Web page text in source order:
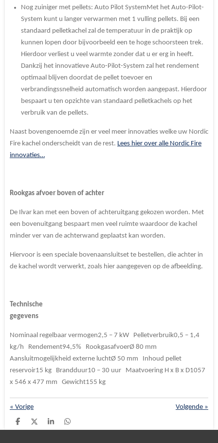
Nog zuiniger met pellets: Auto Pilot System Met het Auto-Pilot-
System kunt u langer verwarmen met 1 vulling pellets. Bij een
standaard pelletkachel zal de temperatuur in de praktijk op
kunnen lopen door bijvoorbeeld een te hoge schoorsteen trek.
Hierdoor verliest u veel warmte zonder dat u er erg in heeft.
Dankzij het innovatieve Auto-Pilot-System zal het rendement
optimaal blijven doordat de pellet toevoer en
verbrandingssnelheid automatisch worden aangepast. Hierdoor
bespaart u ten opzichte van standaard pelletkachels op het
verbruik van de pellets.
Naast bovengenoemde zijn er veel meer innovaties welke uw Nordic
Fire kachel onderscheidt van de rest. Lees hier over alle Nordic Fire
innovaties…
Rookgas afvoer boven of achter
De Ilvar kan met een boven of achteruitgang gekozen worden. Met
een bovenuitgang bespaart men veel ruimte waardoor de kachel
minder ver van de achterwand geplaatst kan worden.
Hiervoor is een speciale bovenaansluitset te bestellen, die achter in
de kachel wordt verwerkt, zoals hier aangegeven op de afbeelding.
Technische
gegevens
Nominaal regelbaar vermogen2,5 – 7 kW Pelletverbruik0,5 – 1,4
kg/h Rendement94,5% RookgasafvoerØ 80 mm
Aansluitmogelijkheid externe luchtØ 50 mm Inhoud pellet
reservoir15 kg Brandduur10 – 30 uur Maatvoering H x B x D1057
x 546 x 477 mm Gewicht155 kg
« Vorige Volgende »
D
e
D
e
S
h
D
e